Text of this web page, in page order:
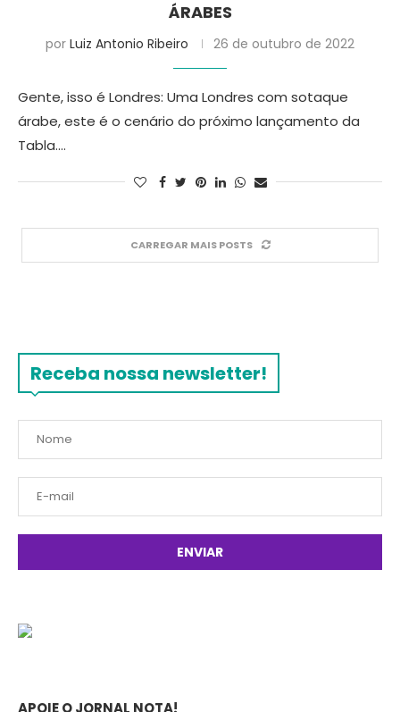
ÁRABES
por Luiz Antonio Ribeiro 26 de outubro de 2022
Gente, isso é Londres: Uma Londres com sotaque
árabe, este é o cenário do próximo lançamento da
Tabla.…
CARREGAR MAIS POSTS
Receba nossa newsletter!
APOIE O JORNAL NOTA!